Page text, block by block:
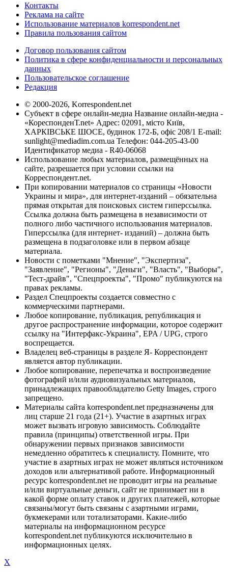
Контакты
Реклама на сайте
Использование материалов korrespondent.net
Правила пользования сайтом
Договор пользования сайтом
Политика в сфере конфиденциальности и персональных
данных
Пользовательское соглашение
Редакция
© 2000-2026, Korrespondent.net
Субъект в сфере онлайн-медиа Название онлайн-медиа -
«КореспонденТ.net» Адрес: 02091, місто Київ,
ХАРКІВСЬКЕ ШОСЕ, будинок 172-Б, офіс 208/1 E-mail:
sunlight@mediadim.com.ua Телефон: 044-205-43-00
Идентификатор медиа - R40-06068
Использование любых материалов, размещённых на
сайте, разрешается при условии ссылки на
Корреспондент.net.
При копировании материалов со страницы «Новости
Украины и мира», для интернет-изданий – обязательна
прямая открытая для поисковых систем гиперссылка.
Ссылка должна быть размещена в независимости от
полного либо частичного использования материалов.
Гиперссылка (для интернет- изданий) – должна быть
размещена в подзаголовке или в первом абзаце
материала.
Новости с пометками "Мнение", "Экспертиза",
"Заявление", "Регионы", "Деньги", "Власть", "Выборы",
"Тест-драйв", "Спецпроекты", "Промо" публикуются на
правах рекламы.
Раздел Спецпроекты создается совместно с
коммерческими партнерами.
Любое копирование, публикация, републикация и
другое распространение информации, которое содержит
ссылку на "Интерфакс-Украина", EPA / UPG, строго
воспрещается.
Владелец веб-страницы в разделе Я- Корреспондент
является автор публикации.
Любое копирование, перепечатка и воспроизведение
фотографий и/или аудиовизуальных материалов,
принадлежащих правообладателю Getty Images, строго
запрещено.
Материалы сайта korrespondent.net предназначены для
лиц старше 21 года (21+). Участие в азартных играх
может вызвать игровую зависимость. Соблюдайте
правила (принципы) ответственной игры. При
обнаружении первых признаков зависимости
немедленно обратитесь к специалисту. Помните, что
участие в азартных играх не может являться источником
доходов или альтернативой работе. Информационный
ресурс korrespondent.net не проводит игры на реальные
и/или виртуальные деньги, сайт не принимает ни в
какой форме оплату ставок и других платежей, которые
связаны/могут быть связаны с азартными играми,
букмекерами или тотализаторами. Какие-либо
материалы на информационном ресурсе
korrespondent.net публикуются исключительно в
информационных целях.
X